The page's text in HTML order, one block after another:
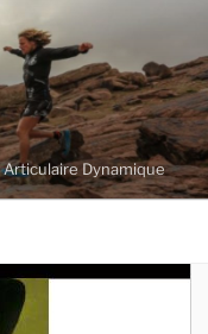
Dynamique